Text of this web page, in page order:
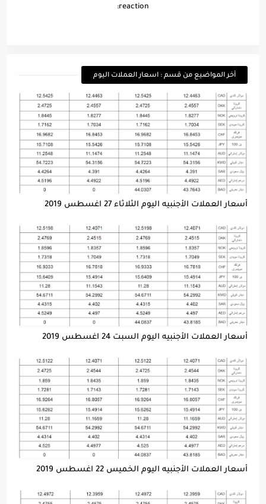
reaction:
أخر المواضيع من قسم : اسعار العملات اليوم
أسعار العملات الأجنبيه اليوم الثلاثاء 27 اغسطس 2019
أسعار العملات الأجنبيه اليوم السبت 24 اغسطس 2019
أسعار العملات الأجنبيه اليوم الخميس 22 اغسطس 2019